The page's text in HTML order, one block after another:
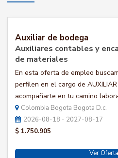
Auxiliar de bodega
Auxiliares contables y
de materiales
En esta oferta de empleo
perfilen en el cargo de
acompañarte en tu camino
Colombia Bogota Bogota D.c.
2026-08-18 - 2027-08-17
$ 1.750.905
Ver Oferta